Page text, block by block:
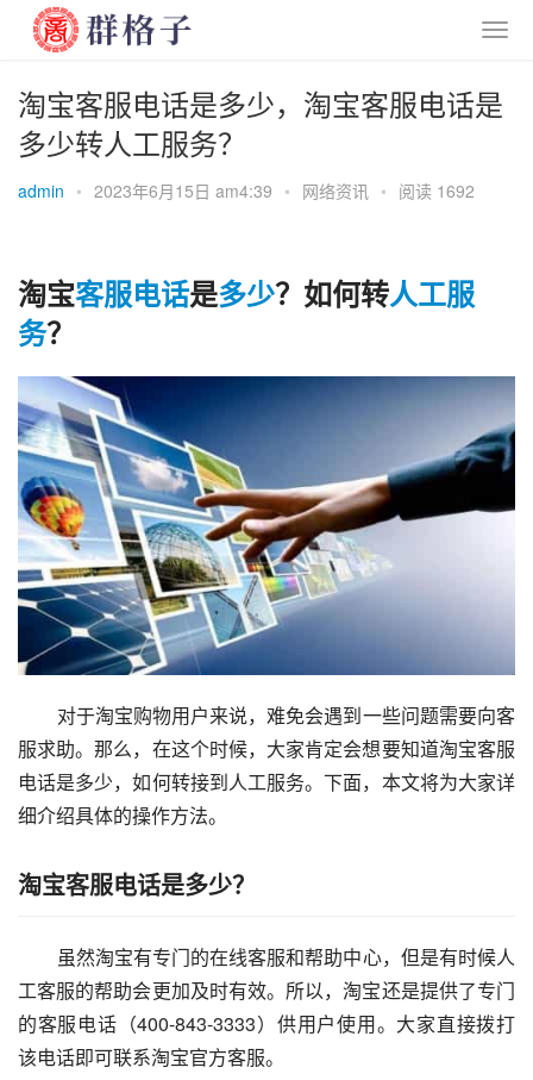
淘宝客服电话是多少，淘宝客服电话是
多少转人工服务？
admin • 2023年6月15日 am4:39 • 网络资讯 • 阅读 1692
淘宝客服电话是多少？如何转人工服
务？
服求助。那么，在这个时候，大家肯定会想要知道淘宝客服
电话是多少，如何转接到人工服务。下面，本文将为大家详
细介绍具体的操作方法。
淘宝客服电话是多少？
工客服的帮助会更加及时有效。所以，淘宝还是提供了专门
的客服电话（400-843-3333）供用户使用。大家直接拨打
该电话即可联系淘宝官方客服。